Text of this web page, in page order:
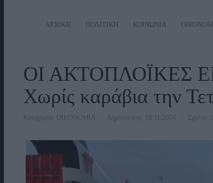
ΑΡΧΙΚΗ ΠΟΛΙΤΙΚΗ ΚΟΙΝΩΝΙΑ
ΟΙ ΑΚΤΟΠΛΟΪΚΕΣ
Χωρίς καράβια την
Κατηγορία: ΟΙΚΟΝΟΜΙΑ Δημοσίευση: 18/11/2024 Σχόλια: 0